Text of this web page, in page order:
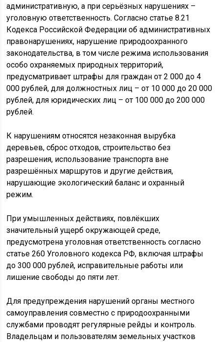
административную, а при серьёзных нарушениях –
уголовную ответственность. Согласно статье 8.21
Кодекса Российской Федерации об административных
правонарушениях, нарушение природоохранного
законодательства, в том числе режима использования
особо охраняемых природных территорий,
предусматривает штрафы для граждан от 2 000 до 4
000 рублей, для должностных лиц – от 10 000 до 20 000
рублей, для юридических лиц – от 100 000 до 200 000
рублей.
К нарушениям относятся незаконная вырубка
деревьев, сброс отходов, строительство без
разрешения, использование транспорта вне
разрешённых маршрутов и другие действия,
нарушающие экологический баланс и охранный
режим.
При умышленных действиях, повлёкших
значительный ущерб окружающей среде,
предусмотрена уголовная ответственность согласно
статье 260 Уголовного кодекса РФ, включая штрафы
до 300 000 рублей, исправительные работы или
лишение свободы до пяти лет.
Для предупреждения нарушений органы местного
самоуправления совместно с природоохранными
службами проводят регулярные рейды и контроль.
Владельцам и пользователям земельных участков